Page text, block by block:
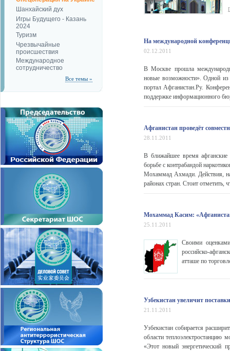
Шанхайский дух
Игры Будущего - Казань
2024
Туризм
Чрезвычайные
происшествия
Международное
сотрудничество
Все темы »
На международной
02.12.2011
В Москве прошла
новые возможности». Одной из
портал Афганистан.Ру.
поддержке информационного
Афганистан проведёт
28.11.2011
В ближайшее время афганские
борьбе с контрабандой
Мохаммад Ахмади. Действия,
районах стран. Стоит отметить,
Мохаммад Касим:
25.11.2011
Своими
российско-
атташе по
Узбекистан увеличит
21.11.2011
Узбекистан собирается
области
«Этот новый энергетический